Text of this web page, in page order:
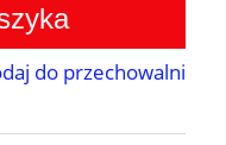
do przechowalni